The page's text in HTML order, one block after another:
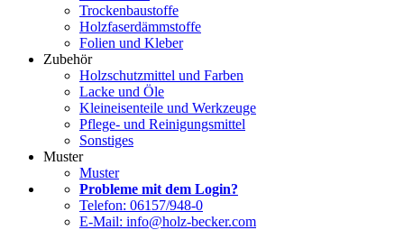
Trockenbaustoffe
Holzfaserdämmstoffe
Folien und Kleber
Zubehör
Holzschutzmittel und Farben
Lacke und Öle
Kleineisenteile und Werkzeuge
Pflege- und Reinigungsmittel
Sonstiges
Muster
Muster
Probleme mit dem Login?
Telefon: 06157/948-0
E-Mail: info@holz-becker.com